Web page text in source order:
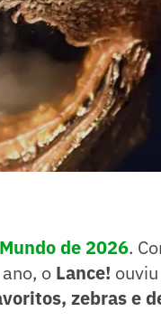
de 2026.
o Lance!
zebras e